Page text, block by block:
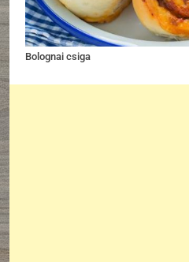
Bolognai csiga